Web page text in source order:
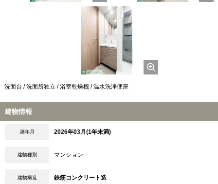
洗面台 / 洗面所独立 / 浴室乾燥機 / 温水洗浄便座
建物情報
築年月 2026年03月(1年未満)
建物種別 マンション
建物構造 鉄筋コンクリート造